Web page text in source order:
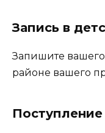
Запись в
Запишите
районе вашего